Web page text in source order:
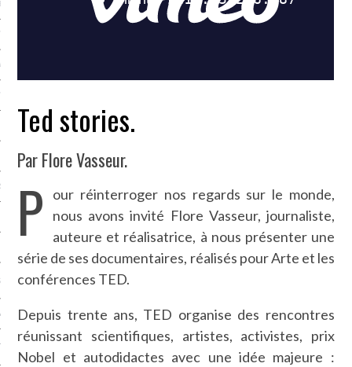
GUERRE
Ted stories.
Par Flore Vasseur.
P
our réinterroger nos regards sur le monde,
nous avons invité Flore Vasseur, journaliste,
auteure et réalisatrice, à nous présenter une
série de ses documentaires, réalisés pour Arte et les
conférences TED.
Depuis trente ans, TED organise des rencontres
réunissant scientifiques, artistes, activistes, prix
Nobel et autodidactes avec une idée majeure :